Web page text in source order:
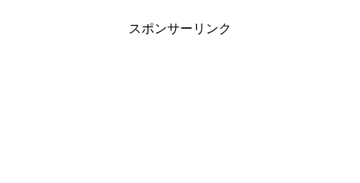
スポンサーリンク